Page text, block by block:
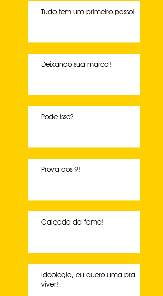
Tudo tem um primeiro passo!
Deixando sua marca!
Pode isso?
Prova dos 9!
Calçada da fama!
Ideologia, eu quero uma pra
viver!